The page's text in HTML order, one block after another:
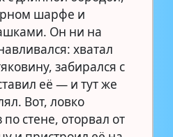
шарфе и
Он ни на
хватал
забирался с
её — и тут же
Вот, ловко
стене, оторвал от